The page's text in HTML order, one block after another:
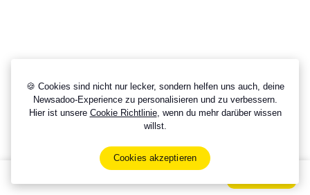
🍪 Cookies sind nicht nur lecker, sondern helfen uns auch, deine
Newsadoo-Experience zu personalisieren und zu verbessern.
Hier ist unsere Cookie Richtlinie, wenn du mehr darüber wissen
willst.
Cookies akzeptieren